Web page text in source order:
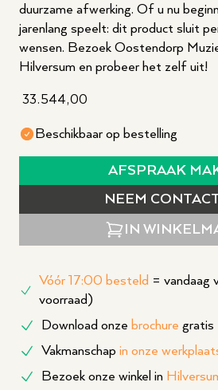
duurzame afwerking. Of u nu
jarenlang speelt: dit product sluit
wensen. Bezoek Oostendorp
Hilversum en probeer het zelf uit!
33.544,00
Beschikbaar op bestelling
AFSPRAAK
NEEM
IN
Vóór 17:00 besteld = vandaag
voorraad)
Download onze brochure gratis
Vakmanschap in onze
Bezoek onze winkel in